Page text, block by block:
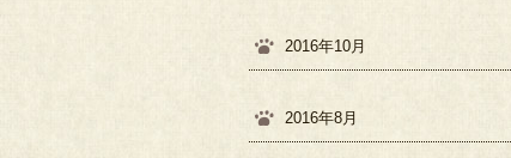
2016年10月
2016年8月